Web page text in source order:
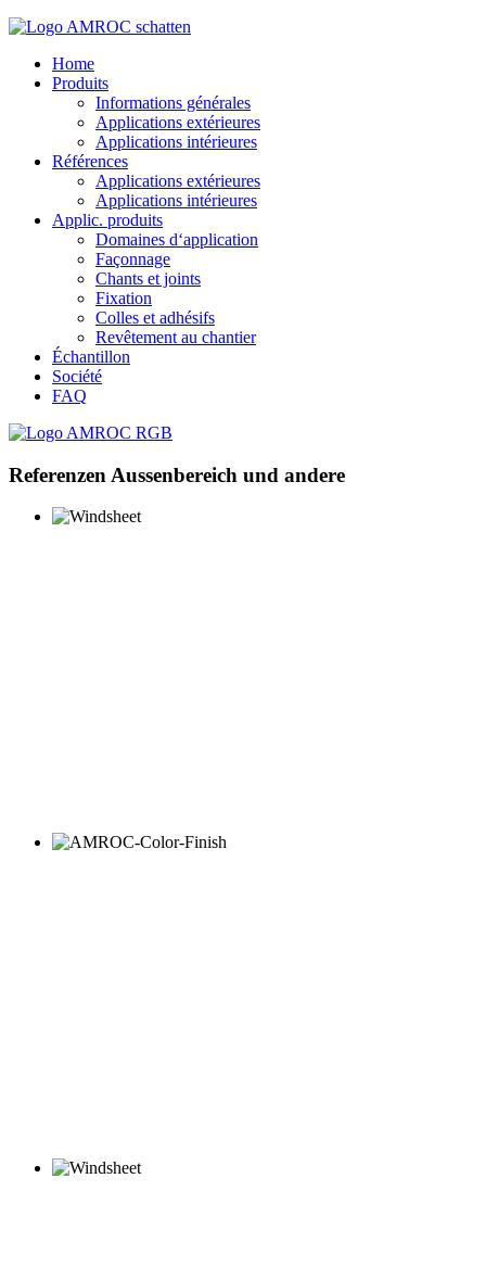
Home
Produits
Informations générales
Applications extérieures
Applications intérieures
Références
Applications extérieures
Applications intérieures
Applic. produits
Domaines d‘application
Façonnage
Chants et joints
Fixation
Colles et adhésifs
Revêtement au chantier
Échantillon
Société
FAQ
Referenzen Aussenbereich und andere